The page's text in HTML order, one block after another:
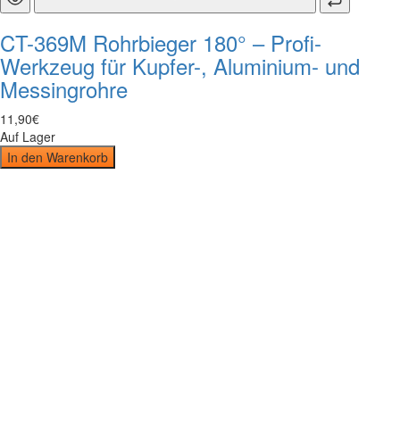
CT-369M Rohrbieger 180° – Profi-
Werkzeug für Kupfer-, Aluminium- und
Messingrohre
11 ,90€
Auf Lager
In den Warenkorb